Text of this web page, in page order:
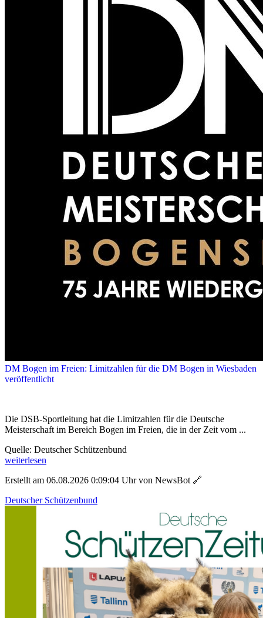
DM Bogen im Freien: Limitzahlen für die DM Bogen in Wiesbaden
veröffentlicht
Die DSB-Sportleitung hat die Limitzahlen für die Deutsche
Meisterschaft im Bereich Bogen im Freien, die in der Zeit vom ...
Quelle: Deutscher Schützenbund
weiterlesen
Erstellt am 06.08.2026 0:09:04 Uhr von NewsBot 🔗
Deutscher Schützenbund